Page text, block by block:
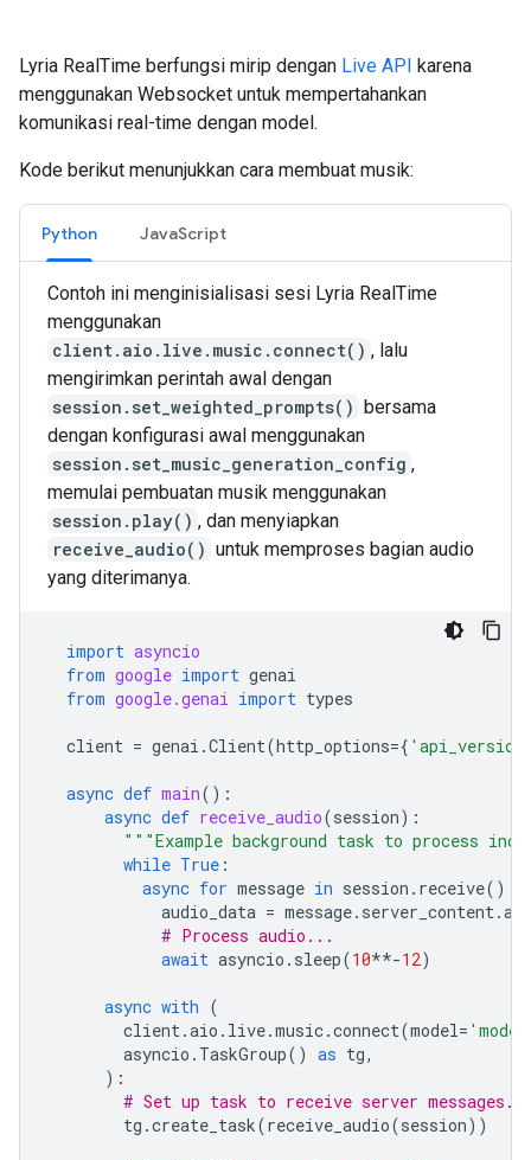
Lyria RealTime berfungsi mirip dengan Live API karena
menggunakan Websocket untuk mempertahankan
komunikasi real-time dengan model.
Kode berikut menunjukkan cara membuat musik:
Python JavaScript
Contoh ini menginisialisasi sesi Lyria RealTime
menggunakan
client.aio.live.music.connect() , lalu
mengirimkan perintah awal dengan
session.set_weighted_prompts() bersama
dengan konfigurasi awal menggunakan
session.set_music_generation_config ,
memulai pembuatan musik menggunakan
session.play() , dan menyiapkan
receive_audio() untuk memproses bagian audio
yang diterimanya.
import asyncio
from google import genai
from google.genai import types
client = genai .Client(http_options={
async def main():
async def receive_audio(session):
"""Example background task to process
while True :
async for message in session . receive():
audio_data = message. server_content.
# Process audio...
await asyncio . sleep(10**-12)
async with (
client.aio . live.music.connect(model=
asyncio . TaskGroup() as tg,
):
# Set up task to receive server messages.
tg .create_task(receive_audio(session))